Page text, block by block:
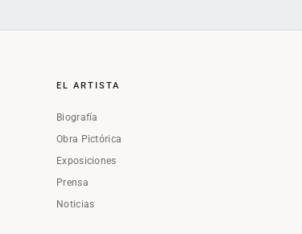
EL ARTISTA
Biografía
Obra Pictórica
Exposiciones
Prensa
Noticias